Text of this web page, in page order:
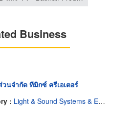
Business
นจำกัด ทีมิกซ์ ครีเอเตอร์
: Light & Sound Systems & Equipment-Renting